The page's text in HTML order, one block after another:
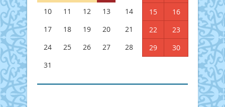
10
11 12 13 14 15
16
17
18 19 20 21 22
23
24
25 26 27 28 29
30
31